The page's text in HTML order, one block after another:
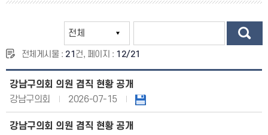
전체게시물 : 21 건, 페이지 : 12/21
강남구의회 의원 겸직 현황 공개
강남구의회
2026-07-15
강남구의회 의원 겸직 현황 공개